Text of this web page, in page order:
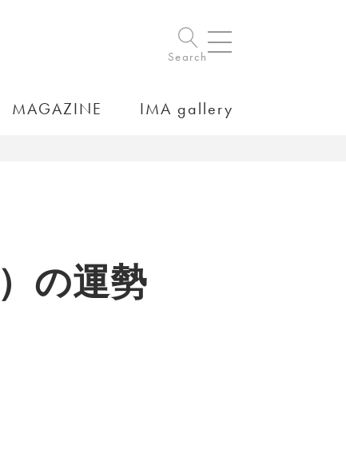
Search
MAGAZINE IMA gallery
の運勢